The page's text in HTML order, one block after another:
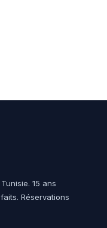
15 ans
Réservations